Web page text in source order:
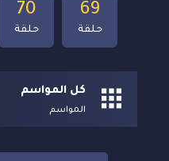
70
حلقة
69
حلقة
كل المواسم
المواسم